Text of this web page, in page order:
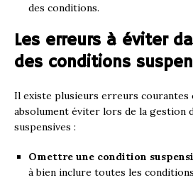
des conditions.
Les erreurs à éviter
des conditions
Il existe plusieurs erreurs courantes
absolument éviter lors de la gestion
suspensives :
Omettre une condition
à bien inclure toutes les